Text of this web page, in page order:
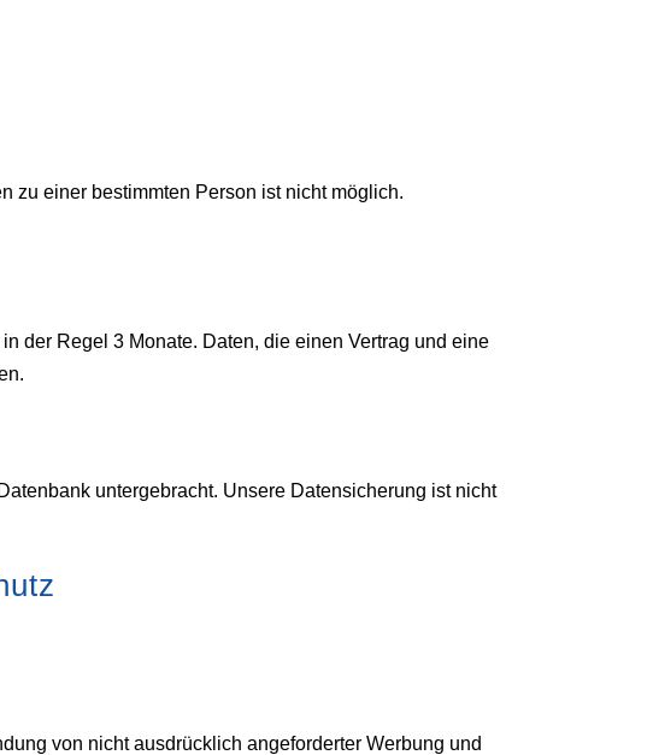
zu einer bestimmten Person ist nicht möglich.
der Regel 3 Monate. Daten, die einen Vertrag und eine
untergebracht. Unsere Datensicherung ist nicht
von nicht ausdrücklich angeforderter Werbung und